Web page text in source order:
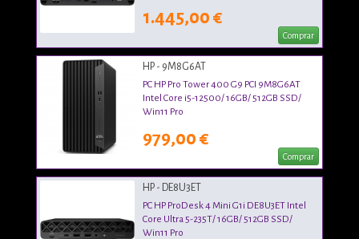
1.445,00 €
Comprar
HP - 9M8G6AT
PC HP Pro Tower 400 G9 PCI 9M8G6AT
Intel Core i5-12500/ 16GB/ 512GB SSD/
Win11 Pro
979,00 €
Comprar
HP - DE8U3ET
PC HP ProDesk 4 Mini G1i DE8U3ET Intel
Core Ultra 5-235T/ 16GB/ 512GB SSD/
Win11 Pro